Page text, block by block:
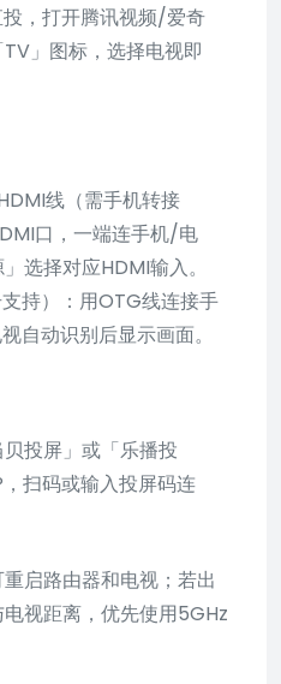
，打开腾讯视频/爱奇
」图标，选择电视即
线（需手机转接
口，一端连手机/电
选择对应HDMI输入。
持）：用OTG线连接手
自动识别后显示画面。
投屏」或「乐播投
扫码或输入投屏码连
启路由器和电视；若出
视距离，优先使用5GHz